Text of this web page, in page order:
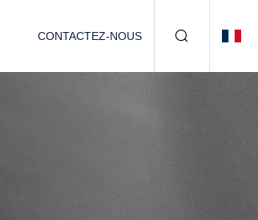
CONTACTEZ-NOUS